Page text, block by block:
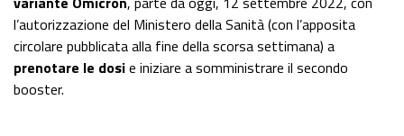
l’autorizzazione del Ministero della Sanità (con l’apposita
circolare pubblicata alla fine della scorsa settimana) a
prenotare le dosie iniziare a somministrare il secondo
booster.